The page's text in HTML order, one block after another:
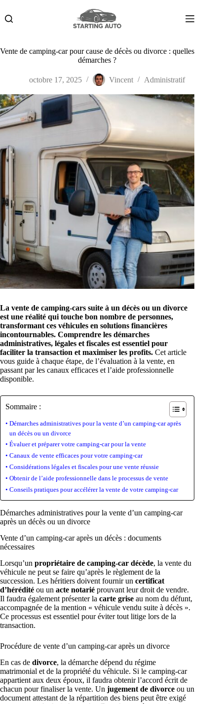
contenu
Vente de camping-car pour cause de décès ou divorce : quelles
démarches ?
octobre 17, 2025 Vincent Administratif
La vente de camping-cars suite à un décès ou un divorce
est une réalité qui touche bon nombre de personnes,
transformant ces véhicules en solutions financières
incontournables. Comprendre les démarches
administratives, légales et fiscales est essentiel pour
faciliter la transaction et maximiser les profits. Cet article
vous guide à chaque étape, de l’évaluation à la vente, en
passant par les canaux efficaces et l’aide professionnelle
disponible.
Sommaire :
Démarches administratives pour la vente d’un camping-car après
un décès ou un divorce
Évaluer et préparer votre camping-car pour la vente
Canaux de vente efficaces pour votre camping-car
Considérations légales et fiscales pour une vente réussie
Obtenir de l’aide professionnelle dans le processus de vente
Conseils pratiques pour accélérer la vente de votre camping-car
Démarches administratives pour la vente d’un camping-car
après un décès ou un divorce
Vente d’un camping-car après un décès : documents
nécessaires
Lorsqu’un propriétaire de camping-car décède, la vente du
véhicule ne peut se faire qu’après le règlement de la
succession. Les héritiers doivent fournir un certificat
d’hérédité ou un acte notarié prouvant leur droit de vendre.
Il faudra également présenter la carte grise au nom du défunt,
accompagnée de la mention « véhicule vendu suite à décès ».
Ce processus est essentiel pour éviter tout litige lors de la
transaction.
Procédure de vente d’un camping-car après un divorce
En cas de divorce, la démarche dépend du régime
matrimonial et de la propriété du véhicule. Si le camping-car
appartient aux deux époux, il faudra obtenir l’accord écrit de
chacun pour finaliser la vente. Un jugement de divorce ou un
document attestant de la répartition des biens peut être exigé